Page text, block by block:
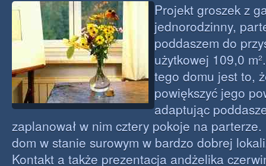
Projekt groszek z
jednorodzinny,
poddaszem do
użytkowej 109,0
tego domu jest to,
powiększyć jego
adaptując
zaplanował w nim cztery pokoje na
dom w stanie surowym w bardzo dobrej
Kontakt a także prezentacja andżelika